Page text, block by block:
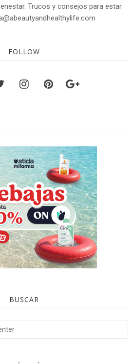
Trucos y consejos para estar
FOLLOW
BUSCAR